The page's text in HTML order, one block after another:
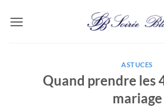
ASTUCES
Quand prendre les
mariage